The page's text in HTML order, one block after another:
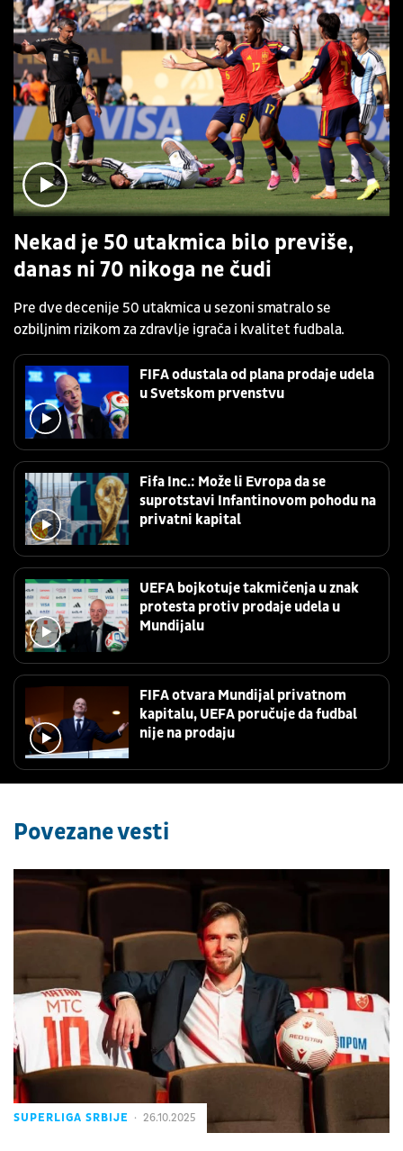
Nekad je 50 utakmica bilo previše,
danas ni 70 nikoga ne čudi
Pre dve decenije 50 utakmica u sezoni smatralo se
ozbiljnim rizikom za zdravlje igrača i kvalitet fudbala.
FIFA odustala od plana prodaje udela
u Svetskom prvenstvu
Fifa Inc.: Može li Evropa da se
suprotstavi Infantinovom pohodu na
privatni kapital
UEFA bojkotuje takmičenja u znak
protesta protiv prodaje udela u
Mundijalu
FIFA otvara Mundijal privatnom
kapitalu, UEFA poručuje da fudbal
nije na prodaju
Povezane vesti
SUPERLIGA SRBIJE 26.10.2025